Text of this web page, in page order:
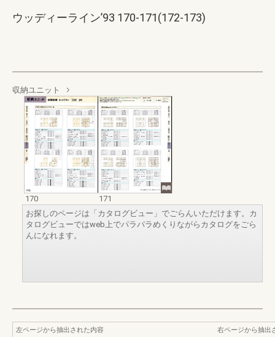
ウッディーライン’93 170-171(172-173)
収納ユニット
170
171
お探しのページは「カタログビュー」でごらんいただけます。カ
タログビューではweb上でパラパラめくりながらカタログをごら
んになれます。
左ページから抽出された内容
右ページから抽出